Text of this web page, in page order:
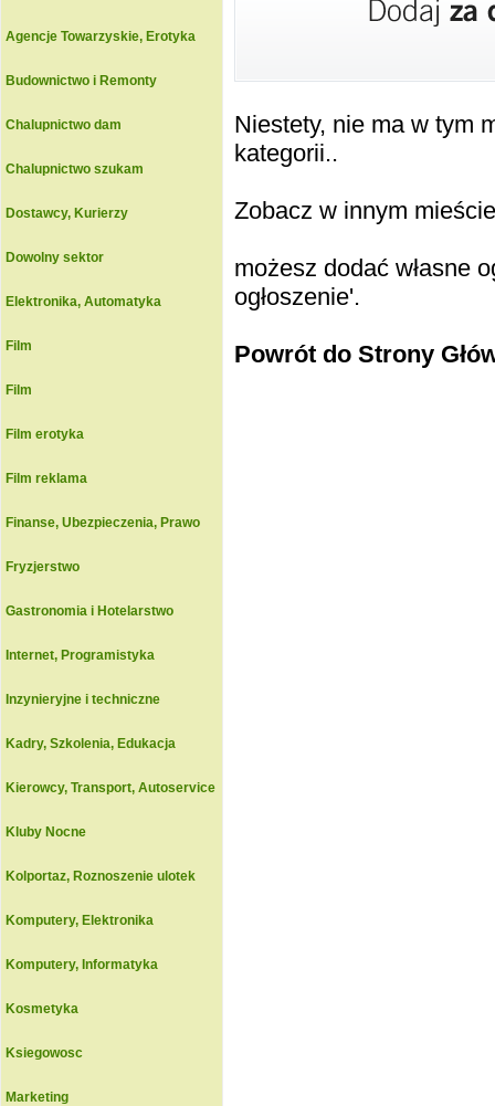
Agencje Towarzyskie, Erotyka
Budownictwo i Remonty
Chalupnictwo dam
Chalupnictwo szukam
Dostawcy, Kurierzy
Dowolny sektor
Elektronika, Automatyka
Film
Film
Film erotyka
Film reklama
Finanse, Ubezpieczenia, Prawo
Fryzjerstwo
Gastronomia i Hotelarstwo
Internet, Programistyka
Inzynieryjne i techniczne
Kadry, Szkolenia, Edukacja
Kierowcy, Transport, Autoservice
Kluby Nocne
Kolportaz, Roznoszenie ulotek
Komputery, Elektronika
Komputery, Informatyka
Kosmetyka
Ksiegowosc
Marketing
Niestety, nie ma w tym
kategorii..
Zobacz w innym
możesz dodać własne
ogłoszenie'.
Powrót do Strony